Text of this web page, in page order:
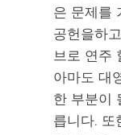
은 문제를
공헌을하
브로 연주
아마도 대
한 부분이
릅니다. 또